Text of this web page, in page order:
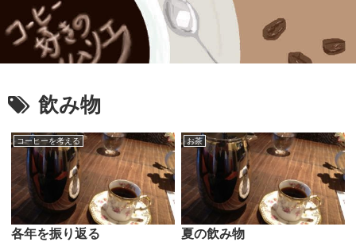
飲み物
コーヒーを考える
各年を振り返る
お茶
夏の飲み物